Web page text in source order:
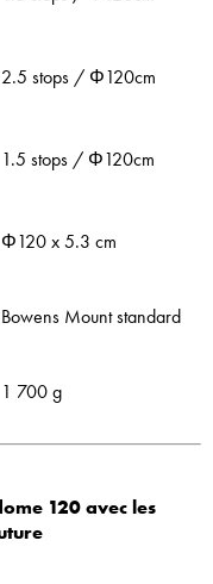
2.5 stops / Φ120cm
1.5 stops / Φ120cm
Φ120 x 5.3 cm
Bowens Mount standard
1 700 g
120 avec les